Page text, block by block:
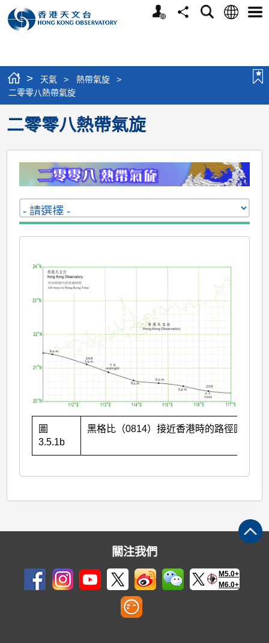
個
分
搜
語
選
> 天氣 > 熱帶氣旋
>
二零零八熱帶氣旋
二零零八熱帶氣旋
圖
3.5.1b
黑格比（0814）接近香港時的路徑圖。
關注我們
M5.0+
M6.0+